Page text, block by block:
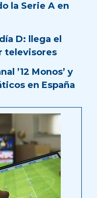
la Serie A en
D: llega el
televisores
’12 Monos’ y
en España